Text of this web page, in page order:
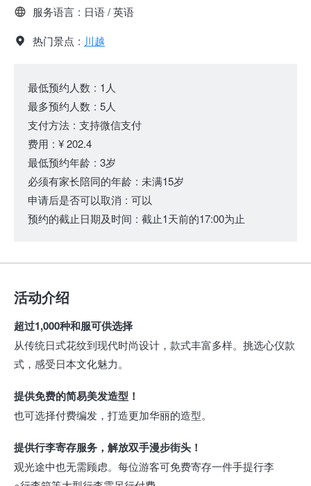
服务语言 : 日语 / 英语
热门景点 : 川越
最低预约人数 : 1人
最多预约人数 : 5人
支付方法 : 支持微信支付
费用 : ¥ 202.4
最低预约年龄 : 3岁
必须有家长陪同的年龄 : 未满15岁
申请后是否可以取消 : 可以
预约的截止日期及时间 : 截止1天前的17:00为止
活动介绍
超过1,000种和服可供选择
从传统日式花纹到现代时尚设计，款式丰富多样。挑选心仪款
式，感受日本文化魅力。
提供免费的简易美发造型！
也可选择付费编发，打造更加华丽的造型。
提供行李寄存服务，解放双手漫步街头！
观光途中也无需顾虑。每位游客可免费寄存一件手提行李